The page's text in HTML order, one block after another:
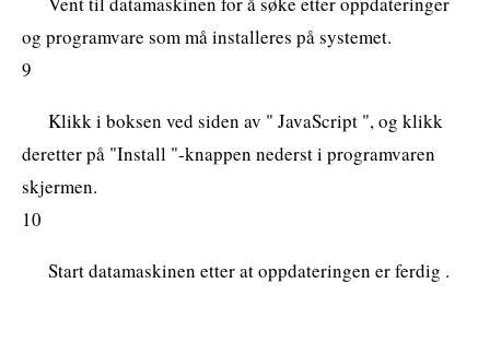
og programvare som må installeres på systemet.
9
Klikk i boksen ved siden av " JavaScript ", og klikk
deretter på "Install "-knappen nederst i programvaren
skjermen.
10
Start datamaskinen etter at oppdateringen er ferdig .